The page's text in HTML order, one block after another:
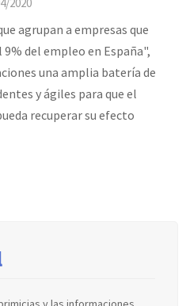
2020
agrupan a empresas que
del empleo en España",
una amplia batería de
y ágiles para que el
recuperar su efecto